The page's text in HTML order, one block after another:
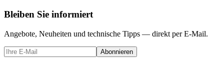
Bleiben Sie informiert
Angebote, Neuheiten und technische Tipps — direkt per E-Mail.
Abonnieren